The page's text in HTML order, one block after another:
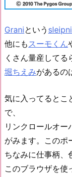
Graniという
他にも スーモくん
くさん量産して
堀ちえみがあるの
気に入ってるとこ
で、
リンクロールオ
がみます。このポ
ちなみに仕事柄、
このブラウザを使